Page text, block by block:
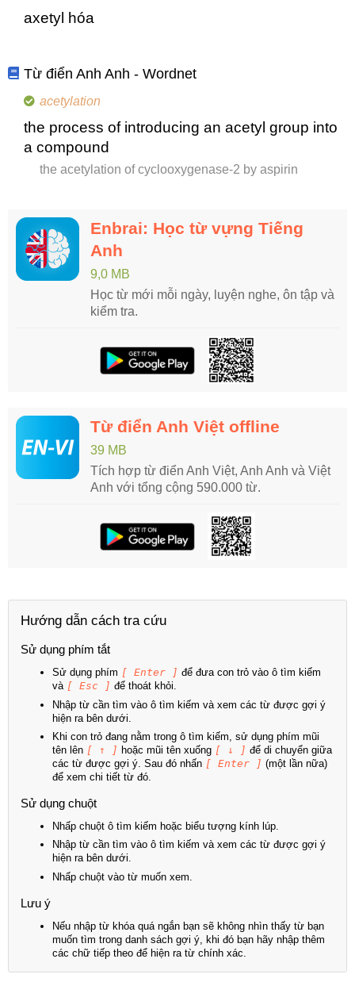
axetyl hóa
Từ điển Anh Anh - Wordnet
acetylation
the process of introducing an acetyl group into
a compound
the acetylation of cyclooxygenase-2 by aspirin
Enbrai: Học từ vựng Tiếng
Anh
9,0 MB
Học từ mới mỗi ngày, luyện nghe, ôn tập và
kiểm tra.
Từ điển Anh Việt offline
39 MB
Tích hợp từ điển Anh Việt, Anh Anh và Việt
Anh với tổng cộng 590.000 từ.
Hướng dẫn cách tra cứu
Sử dụng phím tắt
Sử dụng phím [ Enter ] để đưa con trỏ vào ô tìm kiếm
và [ Esc ] để thoát khỏi.
Nhập từ cần tìm vào ô tìm kiếm và xem các từ được gợi ý
hiện ra bên dưới.
Khi con trỏ đang nằm trong ô tìm kiếm, sử dụng phím mũi
tên lên [ ↑ ] hoặc mũi tên xuống [ ↓ ] để di chuyển giữa
các từ được gợi ý. Sau đó nhấn [ Enter ] (một lần nữa)
để xem chi tiết từ đó.
Sử dụng chuột
Nhấp chuột ô tìm kiếm hoặc biểu tượng kính lúp.
Nhập từ cần tìm vào ô tìm kiếm và xem các từ được gợi ý
hiện ra bên dưới.
Nhấp chuột vào từ muốn xem.
Lưu ý
Nếu nhập từ khóa quá ngắn bạn sẽ không nhìn thấy từ bạn
muốn tìm trong danh sách gợi ý, khi đó bạn hãy nhập thêm
các chữ tiếp theo để hiện ra từ chính xác.